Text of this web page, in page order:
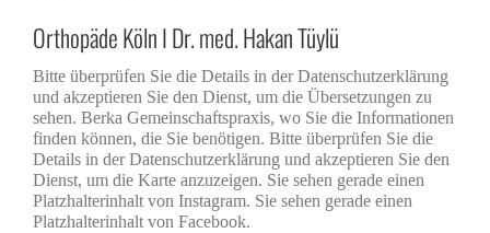
Orthopäde Köln I Dr. med. Hakan Tüylü
Bitte überprüfen Sie die Details in der Datenschutzerklärung
und akzeptieren Sie den Dienst, um die Übersetzungen zu
sehen. Berka Gemeinschaftspraxis, wo Sie die Informationen
finden können, die Sie benötigen. Bitte überprüfen Sie die
Details in der Datenschutzerklärung und akzeptieren Sie den
Dienst, um die Karte anzuzeigen. Sie sehen gerade einen
Platzhalterinhalt von Instagram. Sie sehen gerade einen
Platzhalterinhalt von Facebook.